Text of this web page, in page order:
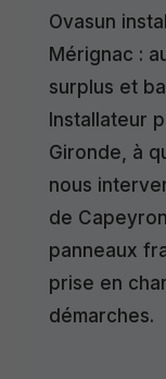
Ovasun
Mérignac :
surplus et
Installateur
Gironde, à
nous
de
panneaux
prise en
démarches.